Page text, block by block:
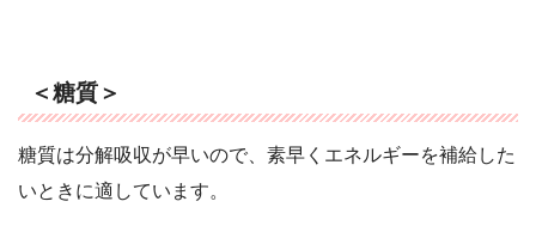
＜糖質＞
糖質は分解吸収が早いので、素早くエネルギーを補給した
いときに適しています。